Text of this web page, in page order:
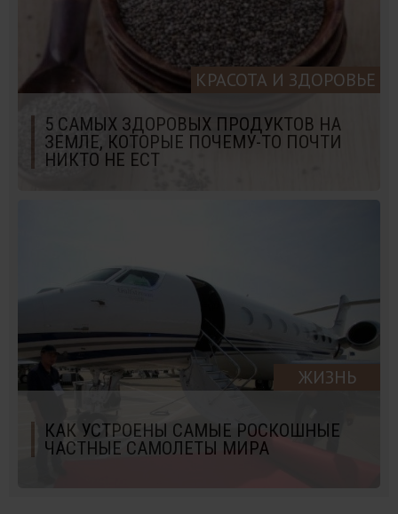
КРАСОТА И ЗДОРОВЬЕ
5 САМЫХ ЗДОРОВЫХ ПРОДУКТОВ НА
ЗЕМЛЕ, КОТОРЫЕ ПОЧЕМУ-ТО ПОЧТИ
НИКТО НЕ ЕСТ
ЖИЗНЬ
КАК УСТРОЕНЫ САМЫЕ РОСКОШНЫЕ
ЧАСТНЫЕ САМОЛЕТЫ МИРА